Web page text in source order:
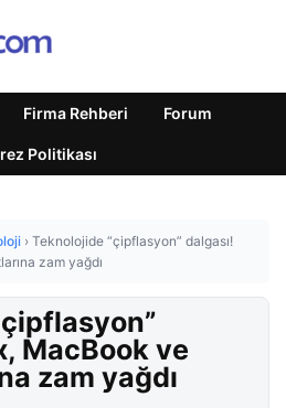
Firma Rehberi Forum
Politikası
› Teknolojide “çipflasyon” dalgası!
zam yağdı
MacBook ve
zam yağdı